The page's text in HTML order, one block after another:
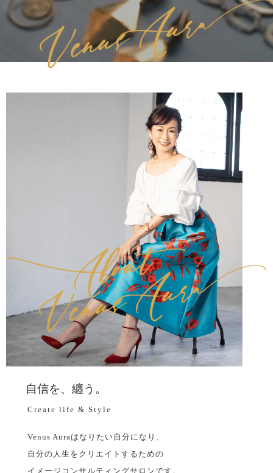
自信を、纏う。
Create life & Style
Venus Auraはなりたい自分になり、
自分の人生をクリエイトするための
イメージコンサルティングサロンです。